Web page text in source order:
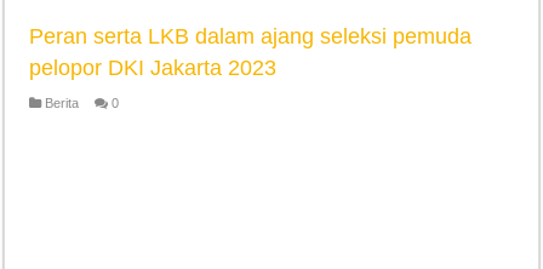
Peran serta LKB dalam ajang seleksi pemuda
pelopor DKI Jakarta 2023
Berita 0